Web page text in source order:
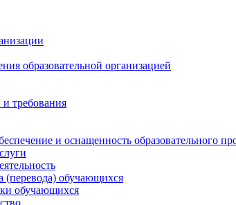
образовательной организацией
требования
и оснащенность образовательного
(перевода) обучающихся
обучающихся